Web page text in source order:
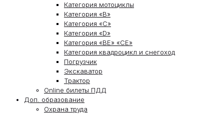
Категория мотоциклы
Категория «В»
Категория «С»
Категория «D»
Категория «ВЕ» «СЕ»
Категория квадроцикл и снегоход
Погрузчик
Экскаватор
Трактор
Online билеты ПДД
Доп. образование
Охрана труда